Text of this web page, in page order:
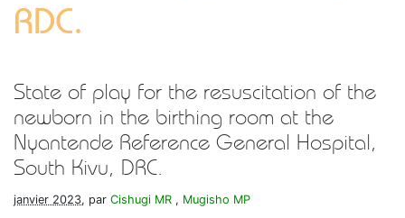
RDC.
State of play for the resuscitation of the
newborn in the birthing room at the
Nyantende Reference General Hospital,
South Kivu, DRC.
janvier 2023, par Cishugi MR , Mugisho MP